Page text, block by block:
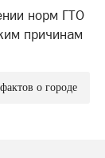
норм ГТО
причинам
о городе